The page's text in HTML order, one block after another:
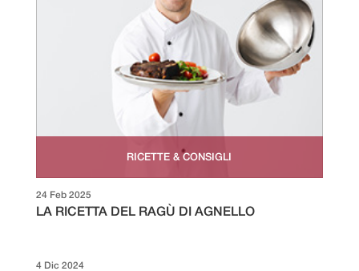
RICETTE & CONSIGLI
LA RICETTA DEL RAGÙ DI AGNELLO
24 Feb 2025
4 Dic 2024